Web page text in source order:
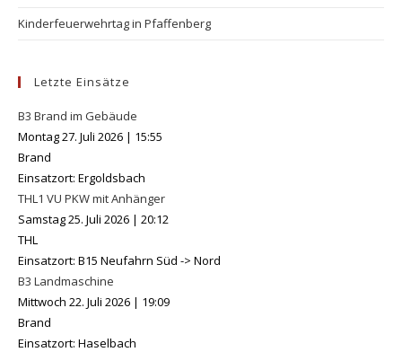
Kinderfeuerwehrtag in Pfaffenberg
Letzte Einsätze
B3 Brand im Gebäude
Montag 27. Juli 2026 | 15:55
Brand
Einsatzort: Ergoldsbach
THL1 VU PKW mit Anhänger
Samstag 25. Juli 2026 | 20:12
THL
Einsatzort: B15 Neufahrn Süd -> Nord
B3 Landmaschine
Mittwoch 22. Juli 2026 | 19:09
Brand
Einsatzort: Haselbach